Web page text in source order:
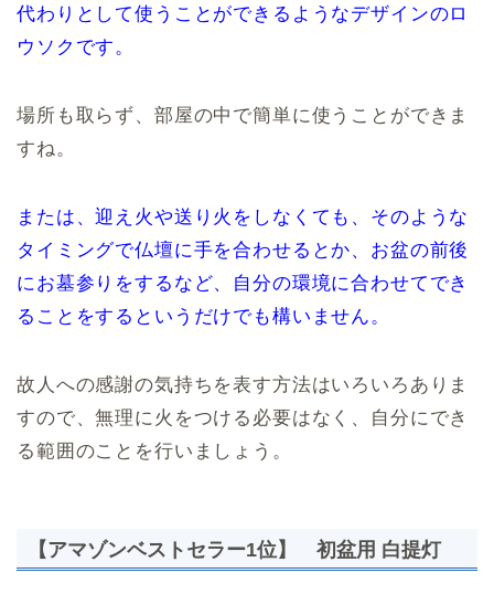
代わりとして使うことができるようなデザインのロ
ウソクです。
場所も取らず、部屋の中で簡単に使うことができま
すね。
または、迎え火や送り火をしなくても、そのような
タイミングで仏壇に手を合わせるとか、お盆の前後
にお墓参りをするなど、自分の環境に合わせてでき
ることをするというだけでも構いません。
故人への感謝の気持ちを表す方法はいろいろありま
すので、無理に火をつける必要はなく、自分にでき
る範囲のことを行いましょう。
【アマゾンベストセラー1位】 初盆用 白提灯